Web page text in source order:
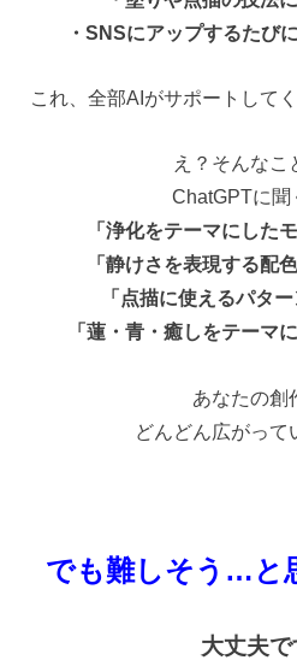
・SNSにアップするたび
これ、全部AIがサポートして
え？そんなこ
ChatGPTに聞
「浄化をテーマにした
「静けさを表現する配
「点描に使えるパタ
「蓮・青・癒しをテーマ
あなたの創
どんどん広がって
でも難しそう…と
大丈夫で